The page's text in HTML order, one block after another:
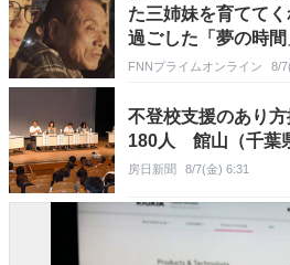
た三姉妹を育てて
過ごした「夢の時間
FNNプライムオンライン 8/
不登校支援のあり
180人 館山（千葉
房日新聞 8/7(金) 6:31